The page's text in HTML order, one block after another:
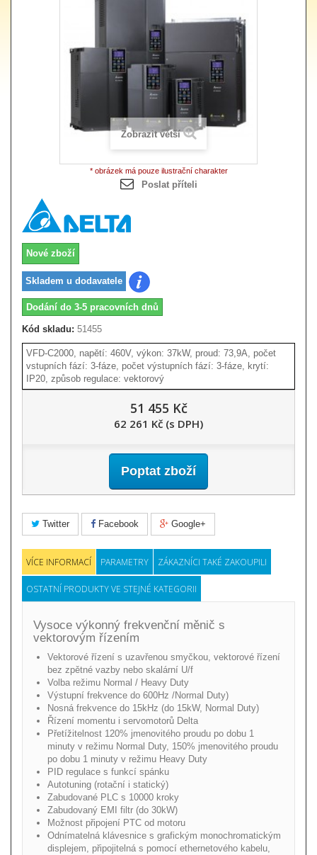
Zobrazit větší
* obrázek má pouze ilustrační charakter
Poslat příteli
Nové zboží
Skladem u dodavatele
Dodání do 3-5 pracovních dnů
Kód skladu: 51455
VFD-C2000, napětí: 460V, výkon: 37kW, proud: 73,9A, počet
vstupních fází: 3-fáze, počet výstupních fází: 3-fáze, krytí:
IP20, způsob regulace: vektorový
51 455 Kč
62 261 Kč (s DPH)
Poptat zboží
Twitter Facebook Google+
VÍCE INFORMACÍ PARAMETRY ZÁKAZNÍCI TAKÉ ZAKOUPILI
OSTATNÍ PRODUKTY VE STEJNÉ KATEGORII
Vysoce výkonný frekvenční měnič s
vektorovým řízením
Vektorové řízení s uzavřenou smyčkou, vektorové řízení
bez zpětné vazby nebo skalární U/f
Volba režimu Normal / Heavy Duty
Výstupní frekvence do 600Hz /Normal Duty)
Nosná frekvence do 15kHz (do 15kW, Normal Duty)
Řízení momentu i servomotorů Delta
Přetížitelnost 120% jmenovitého proudu po dobu 1
minuty v režimu Normal Duty, 150% jmenovitého proudu
po dobu 1 minuty v režimu Heavy Duty
PID regulace s funkcí spánku
Autotuning (rotační i statický)
Zabudované PLC s 10000 kroky
Zabudovaný EMI filtr (do 30kW)
Možnost připojení PTC od motoru
Odnímatelná klávesnice s grafickým monochromatickým
displejem, připojitelná s pomocí ethernetového kabelu,